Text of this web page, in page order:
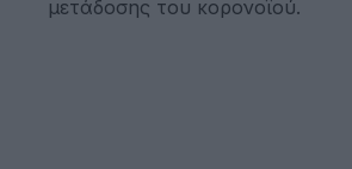
μετάδοσης του κορονοϊού.